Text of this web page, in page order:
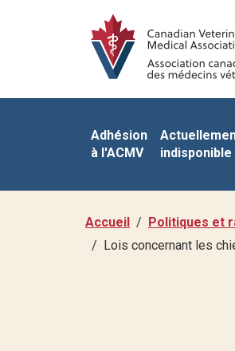
Adhésion
à l'ACMV
indisponible
Accueil Politiques et
Lois concernant les